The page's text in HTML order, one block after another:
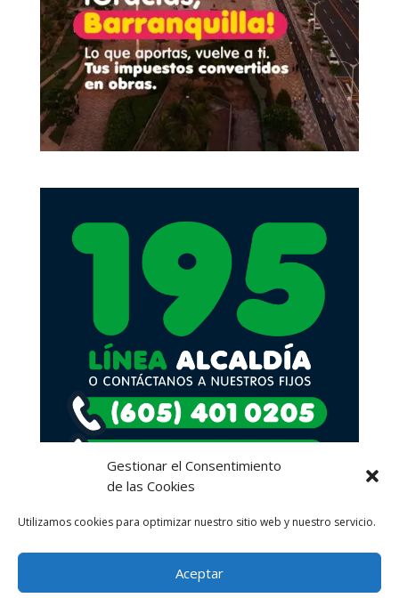
Gestionar el Consentimiento
de las Cookies
Utilizamos cookies para optimizar nuestro sitio web y nuestro servicio.
Aceptar